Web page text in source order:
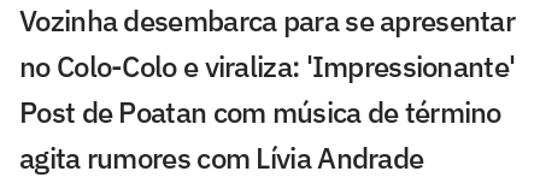
Vozinha desembarca para se apresentar
no Colo-Colo e viraliza: 'Impressionante'
Post de Poatan com música de término
agita rumores com Lívia Andrade